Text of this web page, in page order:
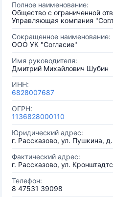
Полное наименование:
Общество с ограниченной
Управляющая компания
Сокращенное наименование:
ООО УК "Согласие"
Имя руководителя:
Дмитрий Михайлович Шубин
ИНН:
6828007687
ОГРН:
1136828000110
Юридический адрес:
г. Рассказово, ул. Пушкина,
Фактический адрес:
г. Рассказово, ул.
Телефон:
8 47531 39098